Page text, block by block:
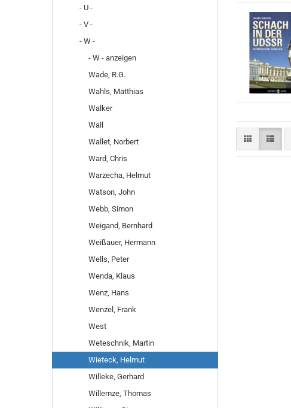
- U -
- V -
- W -
- W - anzeigen
Wade, R.G.
Wahls, Matthias
Walker
Wall
Wallet, Norbert
Ward, Chris
Warzecha, Helmut
Watson, John
Webb, Simon
Weigand, Bernhard
Weißauer, Hermann
Wells, Peter
Wenda, Klaus
Wenz, Hans
Wenzel, Frank
West
Weteschnik, Martin
Wieteck, Helmut
Willeke, Gerhard
Willemze, Thomas